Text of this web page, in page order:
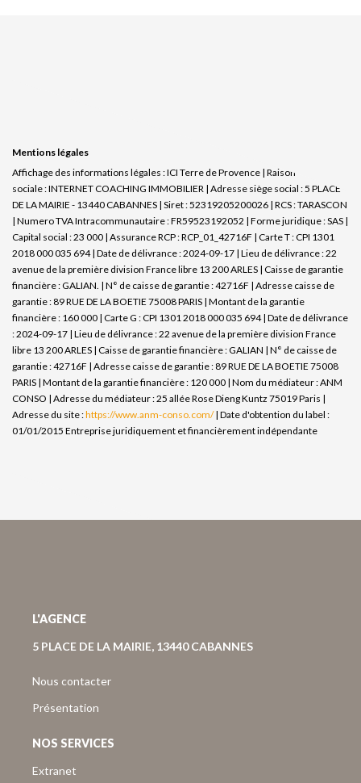
Mentions légales
Affichage des informations légales : ICI Terre de Provence | Raison
sociale : INTERNET COACHING IMMOBILIER | Adresse siège social : 5 PLACE
DE LA MAIRIE - 13440 CABANNES | Siret : 52319205200026 | RCS : TARASCON
| Numero TVA Intracommunautaire : FR59523192052 | Forme juridique : SAS |
Capital social : 23 000 | Assurance RCP : RCP_01_42716F | Carte T : CPI 1301
2018 000 035 694 | Date de délivrance : 2024-09-17 | Lieu de délivrance : 22
avenue de la première division France libre 13 200 ARLES | Caisse de garantie
financière : GALIAN. | N° de caisse de garantie : 42716F | Adresse caisse de
garantie : 89 RUE DE LA BOETIE 75008 PARIS | Montant de la garantie
financière : 160 000 | Carte G : CPI 1301 2018 000 035 694 | Date de délivrance
: 2024-09-17 | Lieu de délivrance : 22 avenue de la première division France
libre 13 200 ARLES | Caisse de garantie financière : GALIAN | N° de caisse de
garantie : 42716F | Adresse caisse de garantie : 89 RUE DE LA BOETIE 75008
PARIS | Montant de la garantie financière : 120 000 | Nom du médiateur : ANM
CONSO | Adresse du médiateur : 25 allée Rose Dieng Kuntz 75019 Paris |
Adresse du site :https://www.anm-conso.com/| Date d'obtention du label :
01/01/2015 Entreprise juridiquement et financièrement indépendante
L'AGENCE
5 PLACE DE LA MAIRIE, 13440 CABANNES
Nous contacter
Présentation
NOS SERVICES
Extranet